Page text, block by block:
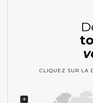
CLIQUEZ SUR LA
+